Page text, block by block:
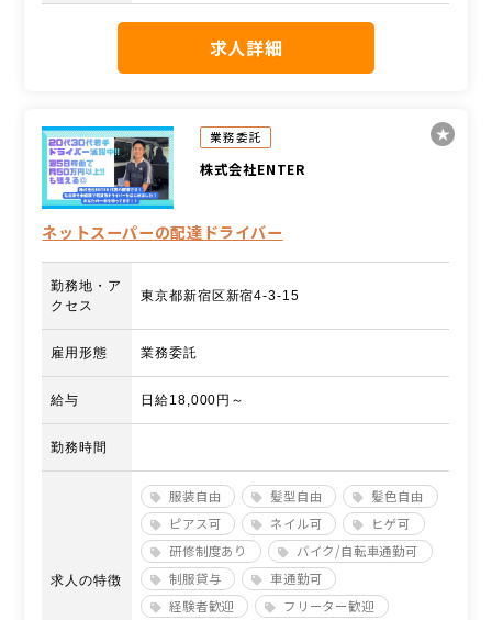
求人詳細
業務委託
株式会社ENTER
ネットスーパーの配達ドライバー
勤務地・ア
クセス
東京都新宿区新宿4-3-15
雇用形態 業務委託
給与 日給18,000円～
勤務時間
求人の特徴
服装自由 髪型自由
髪色自由
ピアス可
ネイル可
ヒゲ可
研修制度あり
バイク/自転車通勤可
制服貸与
車通勤可
経験者歓迎
フリーター歓迎